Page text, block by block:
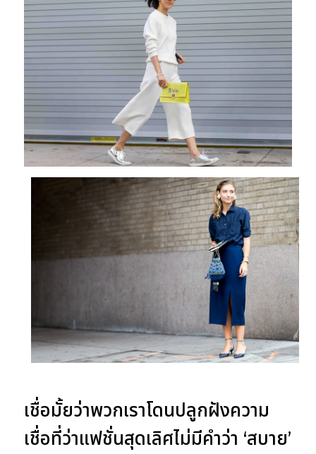
เชื่อมั้ยว่าพวกเราโดนปลูกฝังความ
เชื่อที่ว่าแฟชั่นสุดเลิศไม่มีคำว่า ‘สบาย’